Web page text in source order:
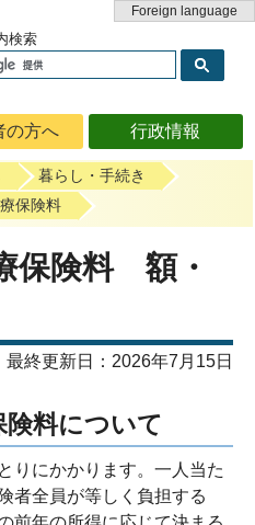
Foreign language
の方へ 行政情報
検索
暮らし・手続き
保険料
保険料 額・
最終更新日：2026年7月15日
険料について
りにかかります。一人当た
者全員が等しく負担する